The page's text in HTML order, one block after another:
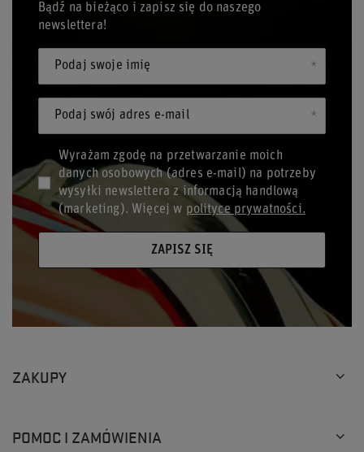
Bądź na bieżąco i zapisz się do naszego
newslettera!
Podaj swoje imię
Podaj swój adres e-mail
Wyrażam zgodę na przetwarzanie moich
danych osobowych (adres e-mail) na potrzeby
wysyłki newslettera z informacją handlową
(marketing). Więcej w polityce prywatności.
ZAPISZ SIĘ
ZAKUPY
POMOC I ZAMÓWIENIA